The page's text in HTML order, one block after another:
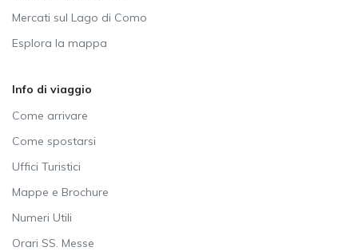
Mercati sul Lago di Como
Esplora la mappa
Info di viaggio
Come arrivare
Come spostarsi
Uffici Turistici
Mappe e Brochure
Numeri Utili
Orari SS. Messe